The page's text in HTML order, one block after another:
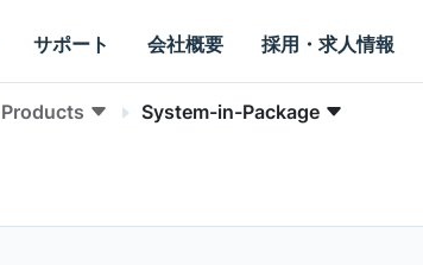
サポート 会社概要 採用・求人情報
System-in-Package